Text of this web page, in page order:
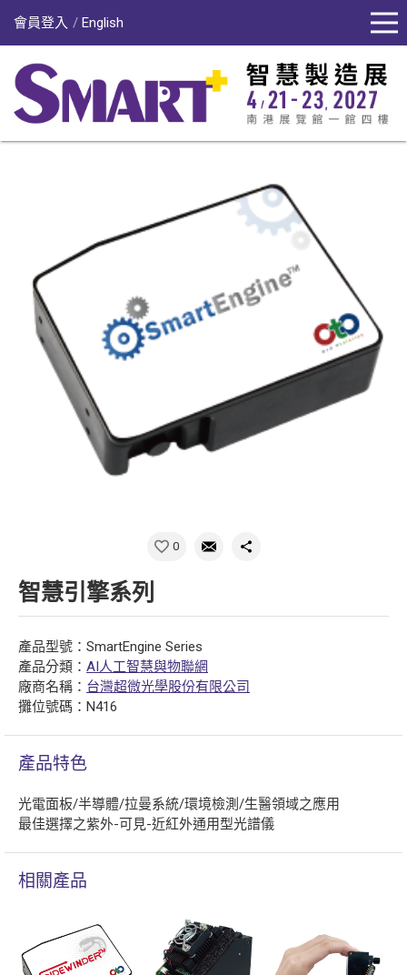
會員登入 English
0
智慧引擎系列
產品型號：SmartEngine Series
產品分類： AI人工智慧與物聯網
廠商名稱： 台灣超微光學股份有限公司
攤位號碼：N416
產品特色
光電面板/半導體/拉曼系統/環境檢測/生醫領域之應用
最佳選擇之紫外-可見-近紅外通用型光譜儀
相關產品